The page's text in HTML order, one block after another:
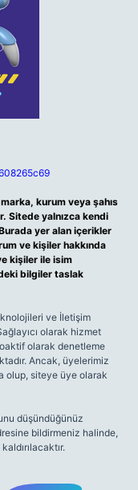
kurum veya şahıs
Sitede yalnızca kendi
yer alan içerikler
ve kişiler hakkında
kişiler ile isim
bilgiler taslak
ve İletişim
olarak hizmet
olarak denetleme
Ancak, üyelerimiz
olup, siteye üye olarak
düşündüğünüz
bildirmeniz halinde,